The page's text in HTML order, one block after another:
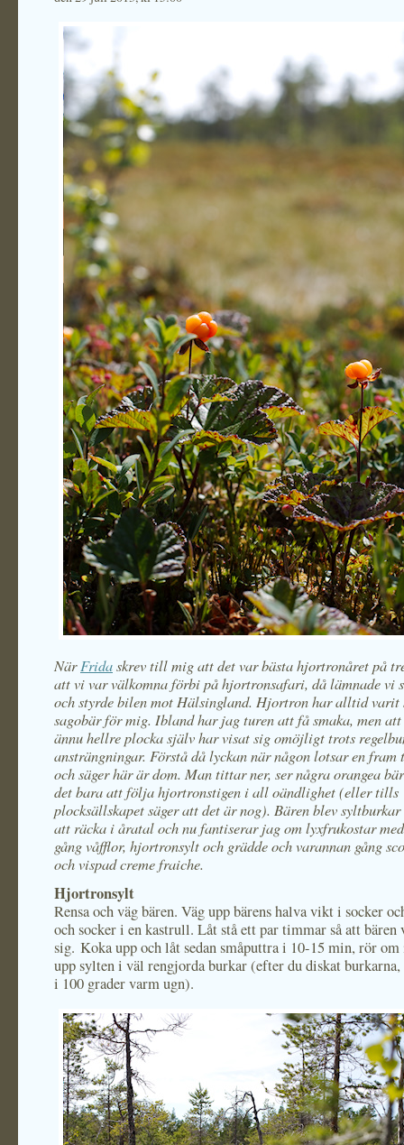
NärFridaskrev till mig att det var bästa hjortronåret på
att vi var välkomna förbi på hjortronsafari, då lämnade vi
och styrde bilen mot Hälsingland. Hjortron har alltid varit
sagobär för mig. Ibland har jag turen att få smaka, men
ännu hellre plocka själv har visat sig omöjligt trots
ansträngningar. Förstå då lyckan när någon lotsar en
och säger här är dom. Man tittar ner, ser några orangea
det bara att följa hjortronstigen i all oändlighet (eller tills
plocksällskapet säger att det är nog). Bären blev syltburkar
att räcka i åratal och nu fantiserar jag om lyxfrukostar
gång våfflor, hjortronsylt och grädde och varannan gång
och vispad creme fraiche.
Hjortronsylt
Rensa och väg bären. Väg upp bärens halva vikt i socker
och socker i en kastrull. Låt stå ett par timmar så att bären
sig. Koka upp och låt sedan småputtra i 10-15 min, rör
upp sylten i väl rengjorda burkar (efter du diskat
i 100 grader varm ugn).